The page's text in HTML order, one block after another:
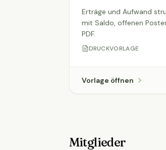
Erträge und Aufwand
mit Saldo, offenen
PDF.
DRUCKVORLAGE
Vorlage öffnen
Mitglieder